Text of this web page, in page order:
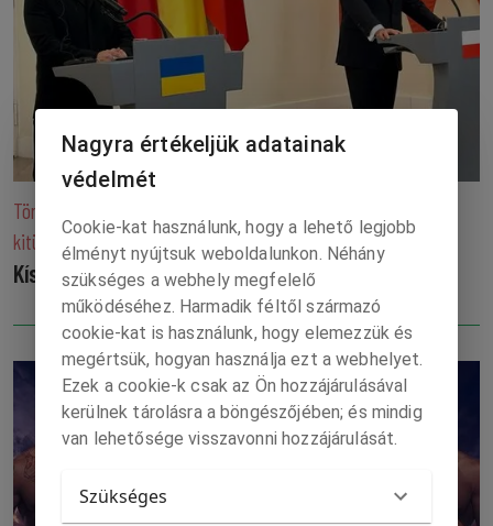
Történelmi névadás miatt vette el a Lengyel állam Zelenszkij
kitüntetését
Kísért a sötét ukrán múlt
Nagyra értékeljük adatainak
védelmét
Cookie-kat használunk, hogy a lehető legjobb
élményt nyújtsuk weboldalunkon. Néhány
szükséges a webhely megfelelő
működéséhez. Harmadik féltől származó
cookie-kat is használunk, hogy elemezzük és
megértsük, hogyan használja ezt a webhelyet.
Ezek a cookie-k csak az Ön hozzájárulásával
kerülnek tárolásra a böngészőjében; és mindig
van lehetősége visszavonni hozzájárulását.
Szükséges